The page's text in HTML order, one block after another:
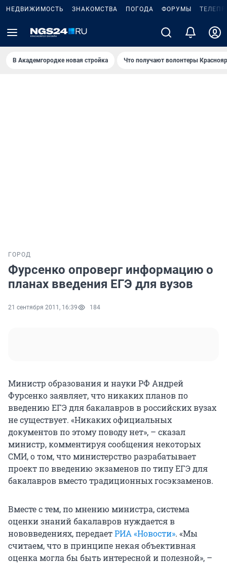
НЕДВИЖИМОСТЬ ЗНАКОМСТВА ПОГОДА ФОРУМЫ
В Академгородке новая стройка Что получают волонтеры
ГОРОД
Фурсенко опроверг информацию о
планах введения ЕГЭ для вузов
21 сентября 2011, 16:39 184
Министр образования и науки РФ Андрей
Фурсенко заявляет, что никаких планов по
введению ЕГЭ для бакалавров в российских вузах
не существует. «Никаких официальных
документов по этому поводу нет», – сказал
министр, комментируя сообщения некоторых
СМИ, о том, что министерство разрабатывает
проект по введению экзаменов по типу ЕГЭ для
бакалавров вместо традиционных госэкзаменов.
Вместе с тем, по мнению министра, система
оценки знаний бакалавров нуждается в
нововведениях, передаетРИА «Новости». «Мы
считаем, что в принципе некая объективная
оценка могла бы быть интересной и полезной», –